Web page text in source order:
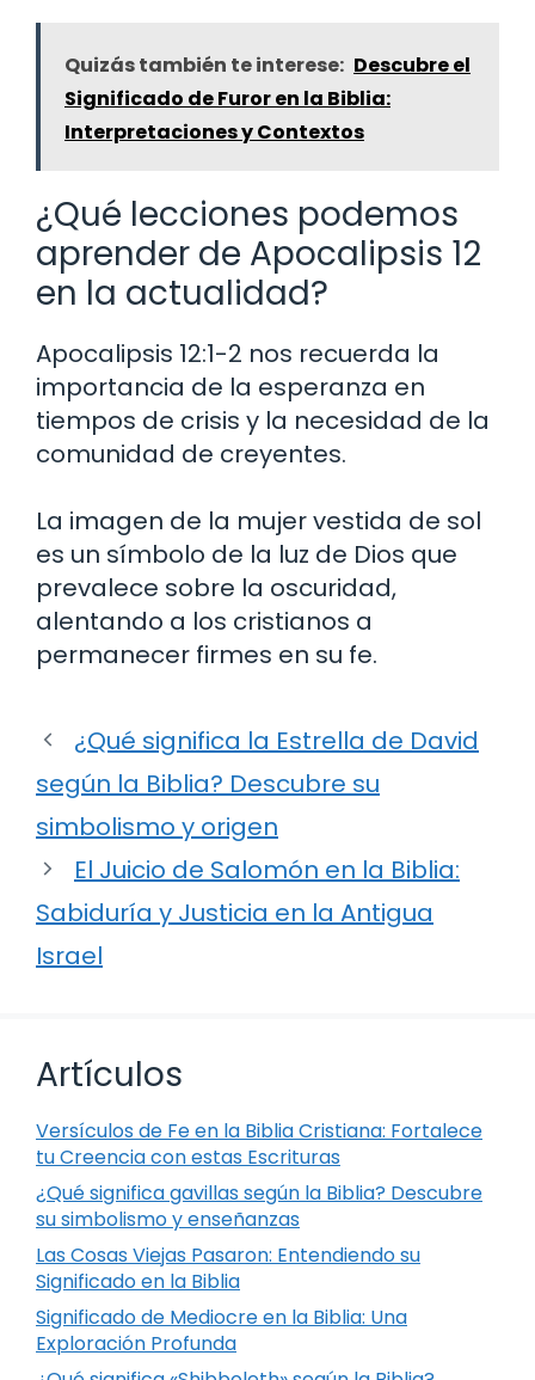
Quizás también te interese: Descubre el
Significado de Furor en la Biblia:
Interpretaciones y Contextos
¿Qué lecciones podemos
aprender de Apocalipsis 12
en la actualidad?
Apocalipsis 12:1-2 nos recuerda la
importancia de la esperanza en
tiempos de crisis y la necesidad de la
comunidad de creyentes.
La imagen de la mujer vestida de sol
es un símbolo de la luz de Dios que
prevalece sobre la oscuridad,
alentando a los cristianos a
permanecer firmes en su fe.
¿Qué significa la Estrella de David
según la Biblia? Descubre su
simbolismo y origen
El Juicio de Salomón en la Biblia:
Sabiduría y Justicia en la Antigua
Israel
Artículos
Versículos de Fe en la Biblia Cristiana: Fortalece
tu Creencia con estas Escrituras
¿Qué significa gavillas según la Biblia? Descubre
su simbolismo y enseñanzas
Las Cosas Viejas Pasaron: Entendiendo su
Significado en la Biblia
Significado de Mediocre en la Biblia: Una
Exploración Profunda